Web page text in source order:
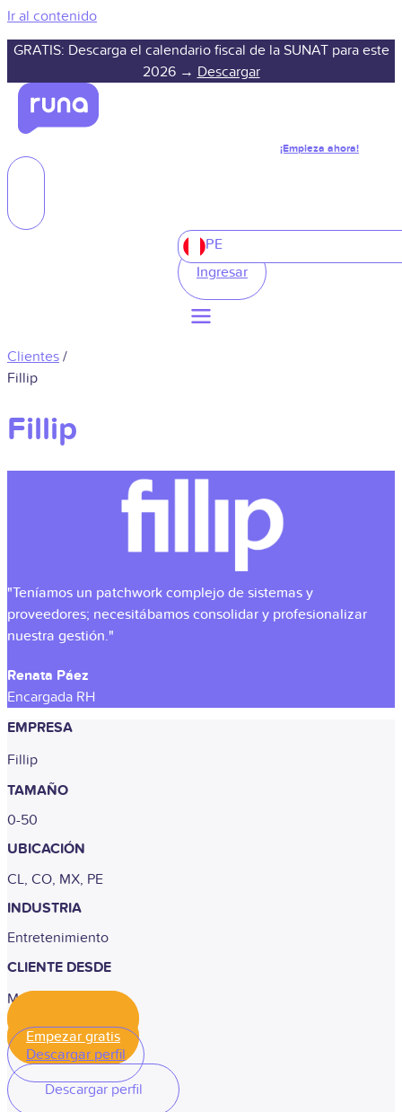
Ir al contenido
GRATIS: Descarga el calendario fiscal de la SUNAT para este
2026 → Descargar
¡Empieza ahora!
PE
Ingresar
Clientes /
Fillip
Fillip
"Teníamos un patchwork complejo de sistemas y
proveedores; necesitábamos consolidar y profesionalizar
nuestra gestión."
Renata Páez
Encargada RH
EMPRESA
Fillip
TAMAÑO
0-50
UBICACIÓN
CL, CO, MX, PE
INDUSTRIA
Entretenimiento
CLIENTE DESDE
Marzo 2024
Empezar gratis
Descargar perfil
Descargar perfil